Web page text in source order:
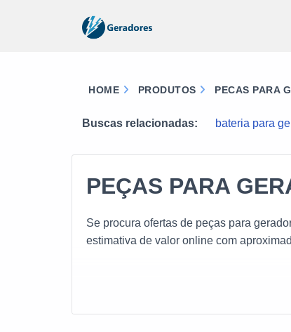
HOME PRODUTOS PECAS PARA
Buscas relacionadas: bateria para
PEÇAS PARA
Se procura ofertas de peças para
estimativa de valor online com